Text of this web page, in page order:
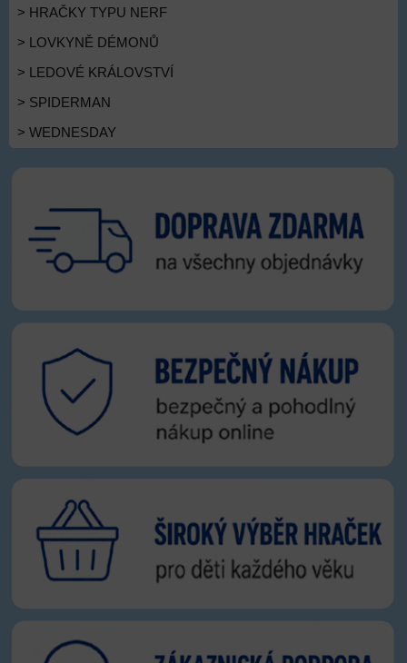
> HRAČKY TYPU NERF
> LOVKYNĚ DÉMONŮ
> LEDOVÉ KRÁLOVSTVÍ
> SPIDERMAN
> WEDNESDAY